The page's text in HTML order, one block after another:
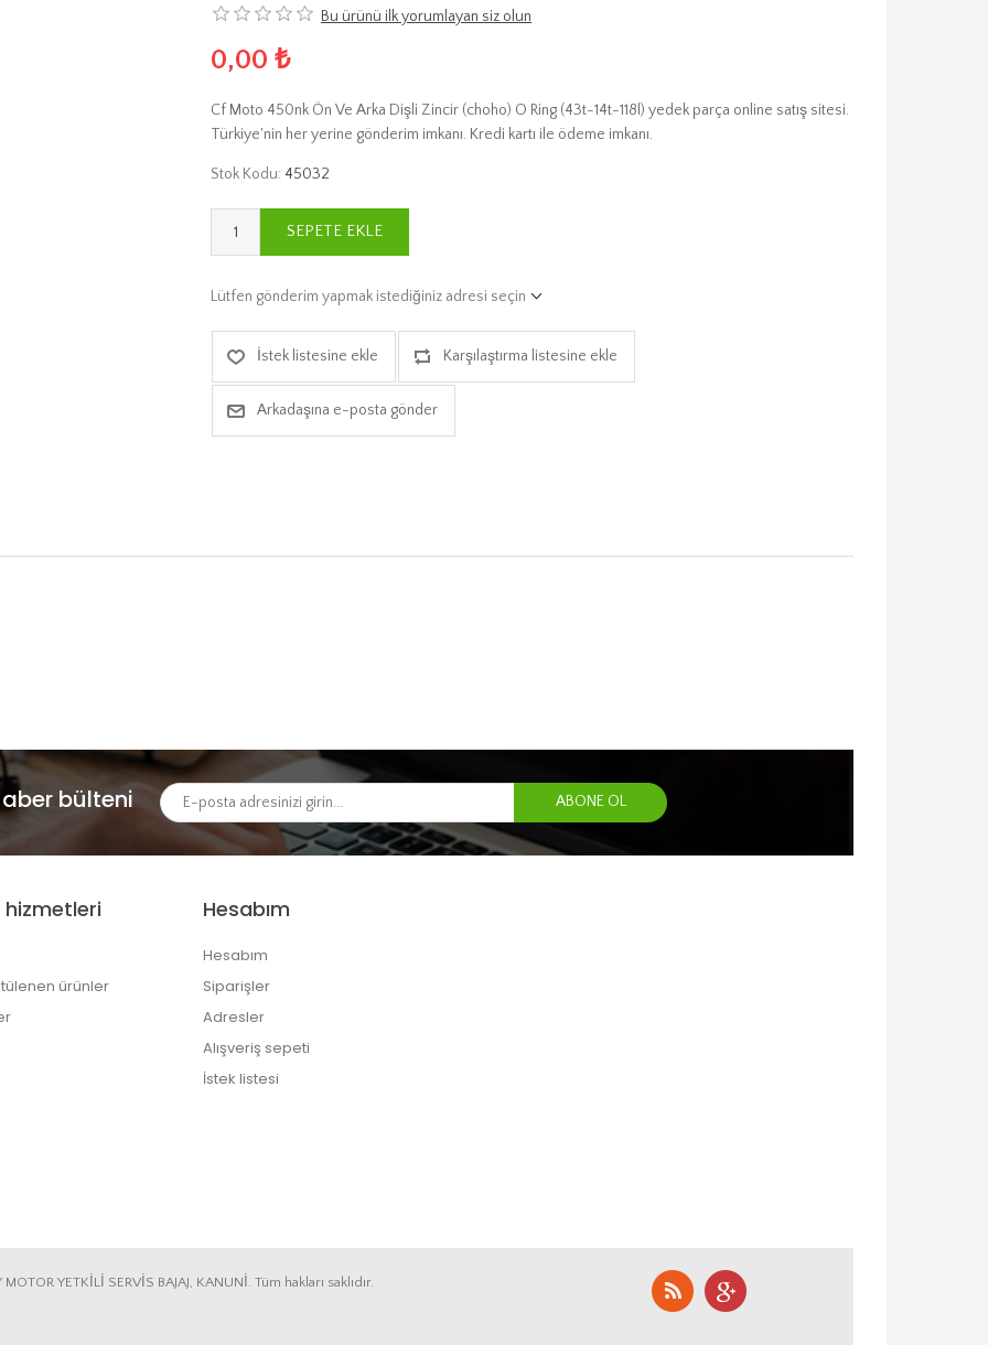
Bu ürünü ilk yorumlayan siz olun
0,00 ₺
Cf Moto 450nk Ön Ve Arka Dişli Zincir (choho) O Ring (43t-14t-118l) yedek parça online satış sitesi.
Türkiye'nin her yerine gönderim imkanı. Kredi kartı ile ödeme imkanı.
Stok Kodu: 45032
SEPETE EKLE
Lütfen gönderim yapmak istediğiniz adresi seçin
İstek listesine ekle Karşılaştırma listesine ekle
Arkadaşına e-posta gönder
bülteni
ürünler
Hesabım
Hesabım
Siparişler
Adresler
Alışveriş sepeti
İstek listesi
YETKİLİ SERVİS BAJAJ, KANUNİ. Tüm hakları saklıdır.